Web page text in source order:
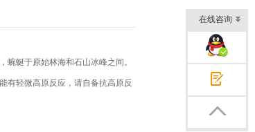
蜿蜒于原始林海和石山冰峰之间。
有轻微高原反应，请自备抗高原反
在线咨询